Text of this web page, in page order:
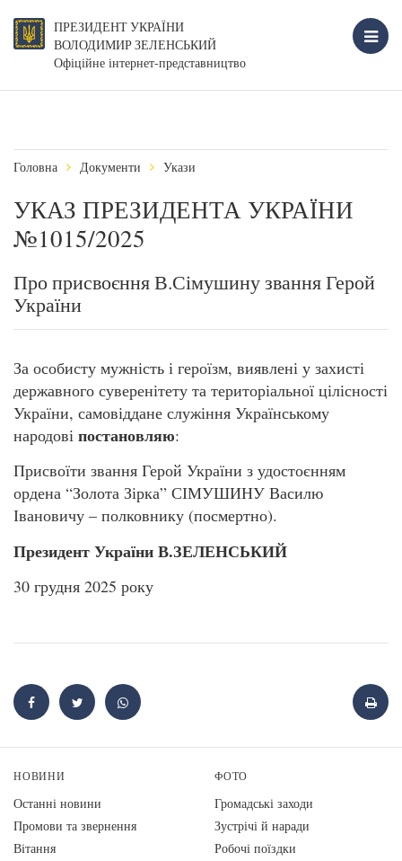
ПРЕЗИДЕНТ УКРАЇНИ
ВОЛОДИМИР ЗЕЛЕНСЬКИЙ
Офіційне інтернет-представництво
Головна Документи Укази
УКАЗ ПРЕЗИДЕНТА УКРАЇНИ
№1015/2025
Про присвоєння В.Сімушину звання Герой
України
За особисту мужність і героїзм, виявлені у захисті
державного суверенітету та територіальної цілісності
України, самовіддане служіння Українському
народові постановляю:
Присвоїти звання Герой України з удостоєнням
ордена “Золота Зірка” СІМУШИНУ Василю
Івановичу – полковнику (посмертно).
Президент України В.ЗЕЛЕНСЬКИЙ
30 грудня 2025 року
НОВИНИ
Останні новини
Промови та звернення
Вiтання
ФОТО
Громадські заходи
Зустрічі й наради
Робочі поїздки